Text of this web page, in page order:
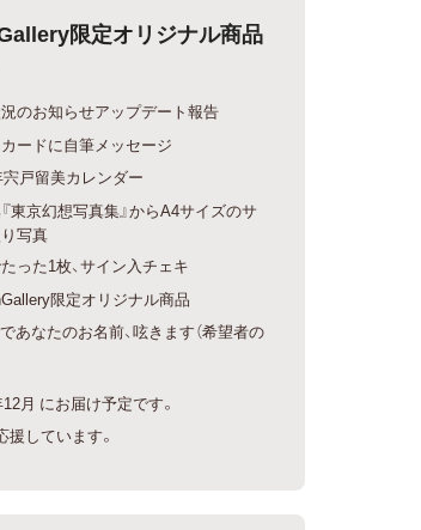
限定オリジナル商品
のお知らせアップデート報告
ードに自筆メッセージ
戸留美カレンダー
東京幻想写真集』からA4サイズのサ
写真
った1枚、サイン入チェキ
限定オリジナル商品
あなたのお名前、呟きます（希望者の
月 にお届け予定です。
援しています。